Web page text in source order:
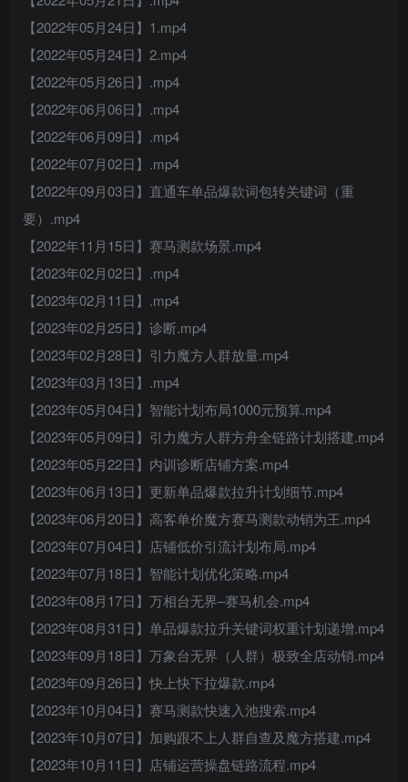
【2022年05月24日】1.mp4
【2022年05月24日】2.mp4
【2022年05月26日】.mp4
【2022年06月06日】.mp4
【2022年06月09日】.mp4
【2022年07月02日】.mp4
【2022年09月03日】直通车单品爆款词包转关键词（重
要）.mp4
【2022年11月15日】赛马测款场景.mp4
【2023年02月02日】.mp4
【2023年02月11日】.mp4
【2023年02月25日】诊断.mp4
【2023年02月28日】引力魔方人群放量.mp4
【2023年03月13日】.mp4
【2023年05月04日】智能计划布局1000元预算.mp4
【2023年05月09日】引力魔方人群方舟全链路计划搭建.mp4
【2023年05月22日】内训诊断店铺方案.mp4
【2023年06月13日】更新单品爆款拉升计划细节.mp4
【2023年06月20日】高客单价魔方赛马测款动销为王.mp4
【2023年07月04日】店铺低价引流计划布局.mp4
【2023年07月18日】智能计划优化策略.mp4
【2023年08月17日】万相台无界–赛马机会.mp4
【2023年08月31日】单品爆款拉升关键词权重计划递增.mp4
【2023年09月18日】万象台无界（人群）极致全店动销.mp4
【2023年09月26日】快上快下拉爆款.mp4
【2023年10月04日】赛马测款快速入池搜索.mp4
【2023年10月07日】加购跟不上人群自查及魔方搭建.mp4
【2023年10月11日】店铺运营操盘链路流程.mp4